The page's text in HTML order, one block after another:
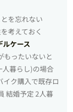
を忘れない
考えておく
ルケース
もったいないと
暮らし)の場合
ク購入で既存ロ
結婚予定 2人暮